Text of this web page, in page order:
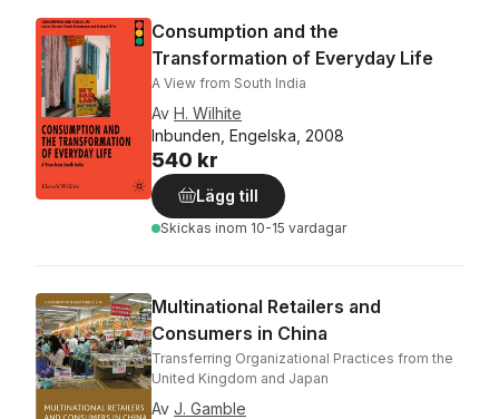
Consumption and the
Transformation of Everyday Life
A View from South India
Av H. Wilhite
Inbunden, Engelska, 2008
540 kr
Lägg till
Skickas inom 10-15 vardagar
Multinational Retailers and
Consumers in China
Transferring Organizational Practices from the
United Kingdom and Japan
Av J. Gamble